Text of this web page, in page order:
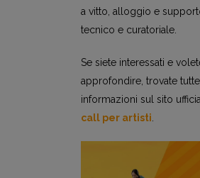
a vitto, alloggio e
tecnico e curatoriale.
Se siete interessati e
approfondire, trovate
informazioni sul sito
call per artisti.